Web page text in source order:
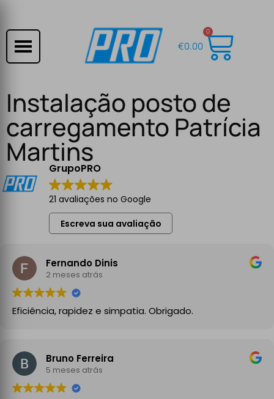
€0.00
0
Instalação posto de
carregamento Patrícia
Martins
GrupoPRO
21 avaliações no Google
Escreva sua avaliação
Fernando Dinis
2 meses atrás
Eficiência, rapidez e simpatia. Obrigado.
Bruno Ferreira
5 meses atrás